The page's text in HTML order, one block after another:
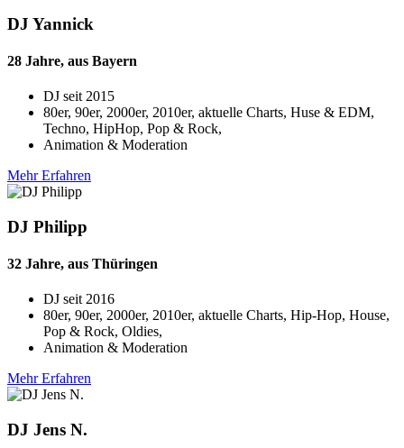
DJ Yannick
28 Jahre, aus Bayern
DJ seit 2015
80er, 90er, 2000er, 2010er, aktuelle Charts, Huse & EDM,
Techno, HipHop, Pop & Rock,
Animation & Moderation
Mehr Erfahren
DJ Philipp
32 Jahre, aus Thüringen
DJ seit 2016
80er, 90er, 2000er, 2010er, aktuelle Charts, Hip-Hop, House,
Pop & Rock, Oldies,
Animation & Moderation
Mehr Erfahren
DJ Jens N.